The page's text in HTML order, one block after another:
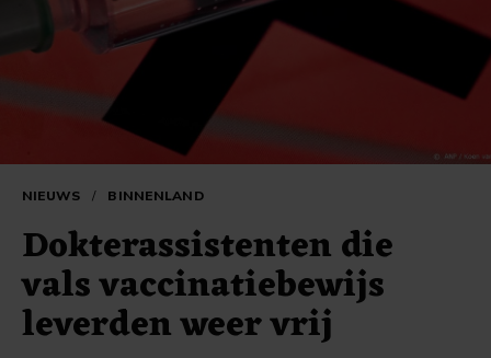
NIEUWS / BINNENLAND
Dokterassistenten die
vals vaccinatiebewijs
leverden weer vrij